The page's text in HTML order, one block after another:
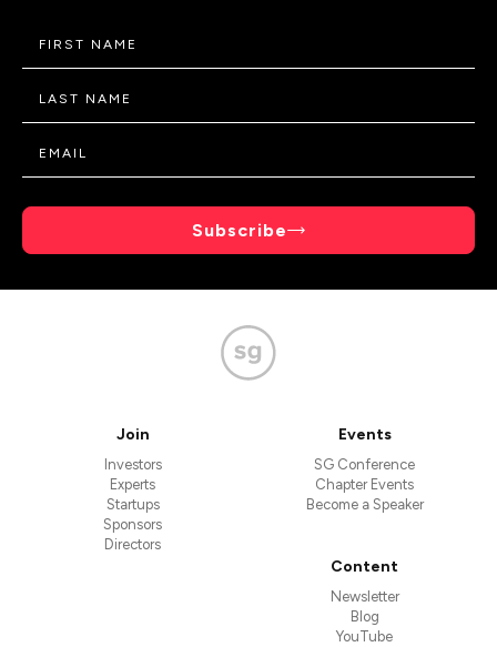
Subscribe
Join
Investors
Experts
Startups
Sponsors
Directors
Events
SG Conference
Chapter Events
Become a Speaker
Content
Newsletter
Blog
YouTube